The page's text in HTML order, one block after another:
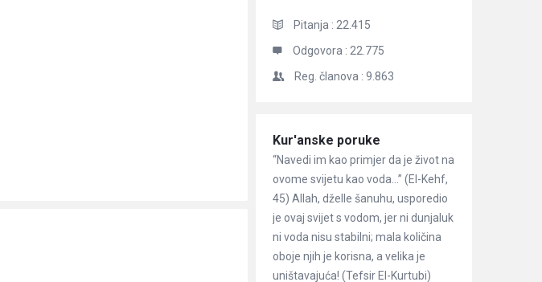
Pitanja : 22.415
Odgovora : 22.775
Reg. članova : 9.863
Članci
Kur'anske poruke
“Navedi im kao primjer da je život na
ovome svijetu kao voda…” (El-Kehf,
45) Allah, dželle šanuhu, usporedio
je ovaj svijet s vodom, jer ni dunjaluk
ni voda nisu stabilni; mala količina
oboje njih je korisna, a velika je
uništavajuća! (Tefsir El-Kurtubi)